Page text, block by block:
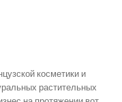
косметики и
растительных